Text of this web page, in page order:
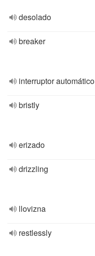
desolado
breaker
interruptor automático
bristly
erizado
drizzling
llovizna
restlessly